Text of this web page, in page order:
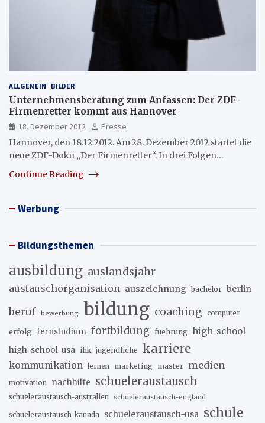
ALLGEMEIN BILDER
Unternehmensberatung zum Anfassen: Der ZDF-
Firmenretter kommt aus Hannover
18. Dezember 2012
Presse
Hannover, den 18.12.2012. Am 28. Dezember 2012 startet die
neue ZDF-Doku „Der Firmenretter“. In drei Folgen…
Continue Reading
Werbung
Bildungsthemen
ausbildung auslandsjahr
austauschorganisation auszeichnung bachelor berlin
beruf bewerbung bildung coaching computer
erfolg fernstudium fortbildung fuehrung high-school
high-school-usa ihk jugendliche karriere
kommunikation lernen marketing master medien
motivation nachhilfe schueleraustausch
schueleraustausch-australien schueleraustausch-england
schueleraustausch-kanada schueleraustausch-usa schule